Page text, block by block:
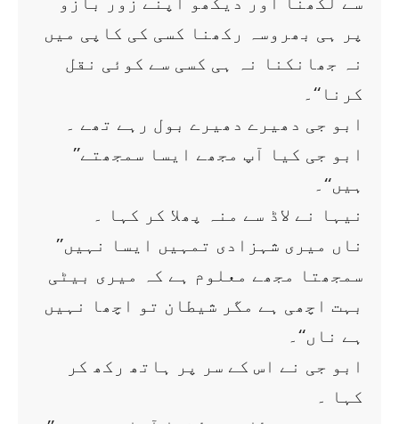
پر ہی بھروسہ رکھنا کسی کی کاپی میں
نہ جھانکنا نہ ہی کسی سے کوئی نقل
کرنا‘‘۔
ابو جی دھیرے دھیرے بول رہے تھے ۔
’’ابو جی کیا آپ مجھے ایسا سمجھتے
ہیں‘‘۔
نیہا نے لاڈ سے منہ پھلا کر کہا ۔
’’ناں میری شہزادی تمہیں ایسا نہیں
سمجھتا مجھے معلوم ہے کہ میری بیٹی
بہت اچھی ہے مگر شیطان تو اچھا نہیں
ہے ناں‘‘۔
ابو جی نے اس کے سر پر ہاتھ رکھ کر
کہا ۔